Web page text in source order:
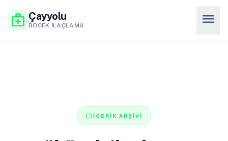
medical_services Çayyolu
BÖCEK İLAÇLAMA menu
labelİÇERİK ARŞİVİ